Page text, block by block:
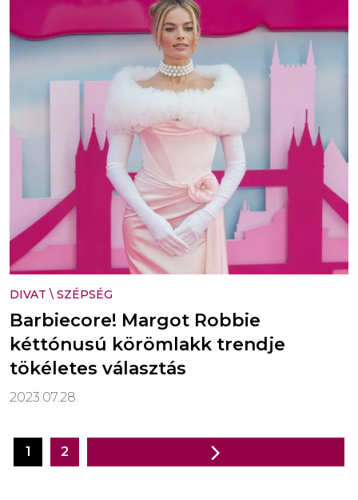
DIVAT \ SZÉPSÉG
Barbiecore! Margot Robbie
kéttónusú körömlakk trendje
tökéletes választás
2023.07.28.
Bejegyzés
1 2